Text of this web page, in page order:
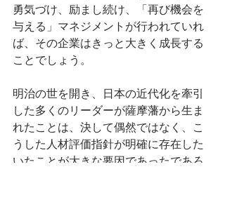
勇気づけ、励まし続け、「再び機会を
与える」マネジメントが行われていれ
ば、その企業はきっと大きく成長する
ことでしょう。
明治の世を開き、日本の近代化を牽引
した多くのリーダーが薩摩藩から生ま
れたことは、決して偶然ではなく、こ
うした人材評価指針が明確に存在した
いたことが大きな要因であったであろ